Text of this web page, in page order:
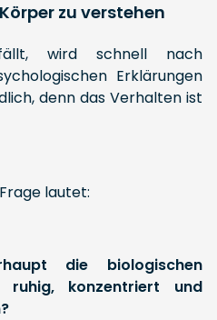
zu verstehen
wird schnell nach
Erklärungen
denn das Verhalten ist
lautet:
die biologischen
ruhig, konzentriert und